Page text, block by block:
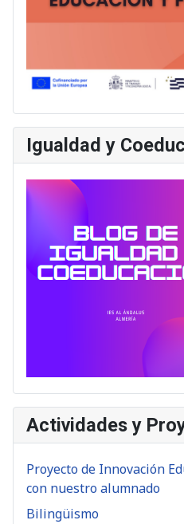
Igualdad y
Actividades y
Proyecto de Innovación
con nuestro alumnado
Bilingüismo